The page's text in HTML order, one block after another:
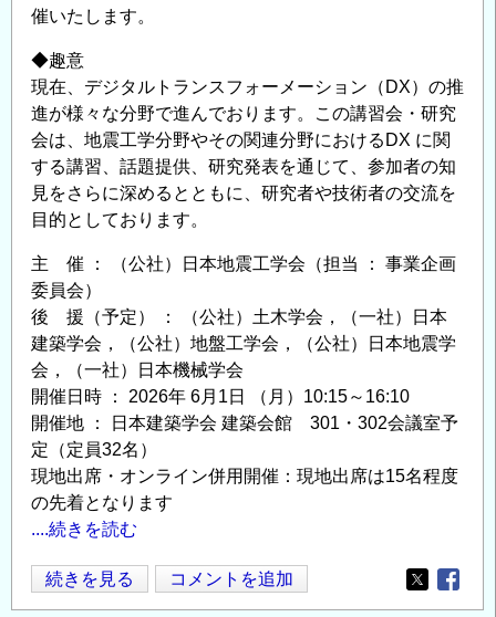
催いたします。
◆趣意
現在、デジタルトランスフォーメーション（DX）の推
進が様々な分野で進んでおります。この講習会・研究
会は、地震工学分野やその関連分野におけるDX に関
する講習、話題提供、研究発表を通じて、参加者の知
見をさらに深めるとともに、研究者や技術者の交流を
目的としております。
主 催 ： （公社）日本地震工学会（担当 ： 事業企画
委員会）
後 援（予定） ： （公社）土木学会，（一社）日本
建築学会，（公社）地盤工学会，（公社）日本地震学
会，（一社）日本機械学会
開催日時 ： 2026年 6月1日 （月）10:15～16:10
開催地 ： 日本建築学会 建築会館 301・302会議室予
定（定員32名）
現地出席・オンライン併用開催：現地出席は15名程度
の先着となります
....続きを読む
地
震
続きを見る コメントを追加
Opens in